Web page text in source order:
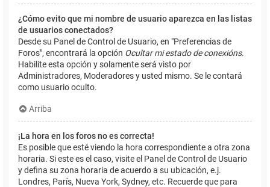
¿Cómo evito que mi nombre de usuario aparezca en las listas
de usuarios conectados?
Desde su Panel de Control de Usuario, en "Preferencias de
Foros", encontrará la opción Ocultar mi estado de conexións.
Habilite esta opción y solamente será visto por
Administradores, Moderadores y usted mismo. Se le contará
como usuario oculto.
Arriba
¡La hora en los foros no es correcta!
Es posible que esté viendo la hora correspondiente a otra zona
horaria. Si este es el caso, visite el Panel de Control de Usuario
y defina su zona horaria de acuerdo a su ubicación, e.j.
Londres, París, Nueva York, Sydney, etc. Recuerde que para